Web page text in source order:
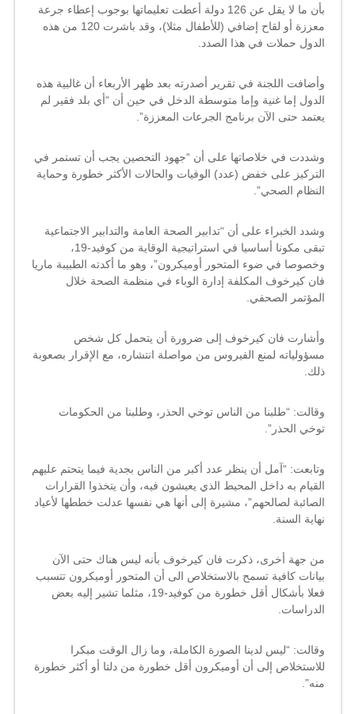
بأن ما لا يقل عن 126 دولة أعطت تعليماتها بوجوب إعطاء جرعة
معززة أو لقاح إضافي (للأطفال مثلا)، وقد باشرت 120 من هذه
الدول حملات في هذا الصدد.
وأضافت اللجنة في تقرير أصدرته بعد ظهر الأربعاء أن غالبية هذه
الدول إما غنية وإما متوسطة الدخل في حين أن “أي بلد فقير لم
يعتمد حتى الآن برنامج الجرعات المعززة”.
وشددت في خلاصاتها على أن “جهود التحصين يجب أن تستمر في
التركيز على خفض (عدد) الوفيات والحالات الأكثر خطورة وحماية
النظام الصحي”.
وشدد الخبراء على أن “تدابير الصحة العامة والتدابير الاجتماعية
تبقى مكونا أساسيا في استراتيجية الوقاية من كوفيد-19،
وخصوصا في ضوء المتحور أوميكرون”، وهو ما أكدته الطبيبة ماريا
فان كيرخوف المكلفة إدارة الوباء في منظمة الصحة خلال
المؤتمر الصحفي.
وأشارت فان كيرخوف إلى ضرورة أن يتحمل كل شخص
مسؤولياته لمنع الفيروس من مواصلة انتشاره، مع الإقرار بصعوبة
ذلك.
وقالت: “طلبنا من الناس توخي الحذر، وطلبنا من الحكومات
توخي الحذر”.
وتابعت: “آمل أن ينظر عدد أكبر من الناس بجدية فيما يتحتم عليهم
القيام به داخل المحيط الذي يعيشون فيه، وأن يتخذوا القرارات
الصائبة لصالحهم”، مشيرة إلى أنها هي نفسها عدلت خططها لأعياد
نهاية السنة.
من جهة أخرى، ذكرت فان كيرخوف بأنه ليس هناك حتى الآن
بيانات كافية تسمح بالاستخلاص الى أن المتحور أوميكرون تتسبب
فعلا بأشكال أقل خطورة من كوفيد-19، مثلما تشير إليه بعض
الدراسات.
وقالت: “ليس لدينا الصورة الكاملة، وما زال الوقت مبكرا
للاستخلاص إلى أن أوميكرون أقل خطورة من دلتا أو أكثر خطورة
منه”.